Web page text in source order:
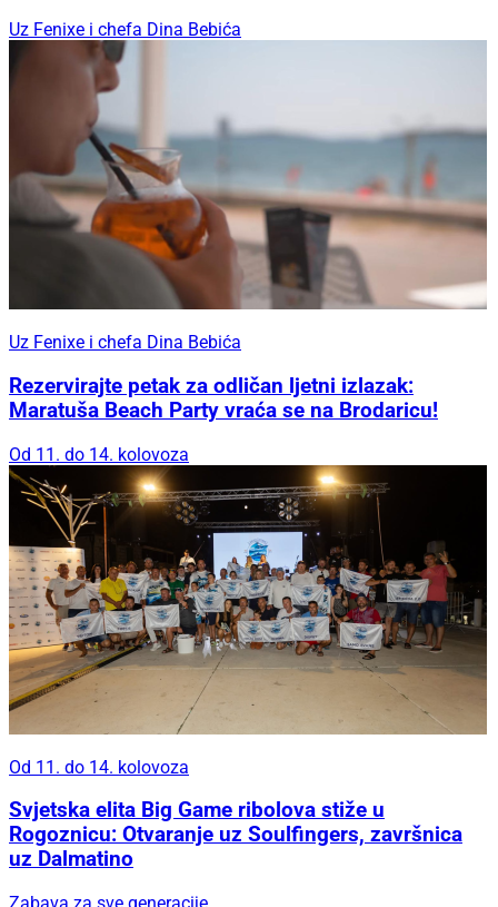
Uz Fenixe i chefa Dina Bebića
Uz Fenixe i chefa Dina Bebića
Rezervirajte petak za odličan ljetni izlazak:
Maratuša Beach Party vraća se na Brodaricu!
Od 11. do 14. kolovoza
Od 11. do 14. kolovoza
Svjetska elita Big Game ribolova stiže u
Rogoznicu: Otvaranje uz Soulfingers, završnica
uz Dalmatino